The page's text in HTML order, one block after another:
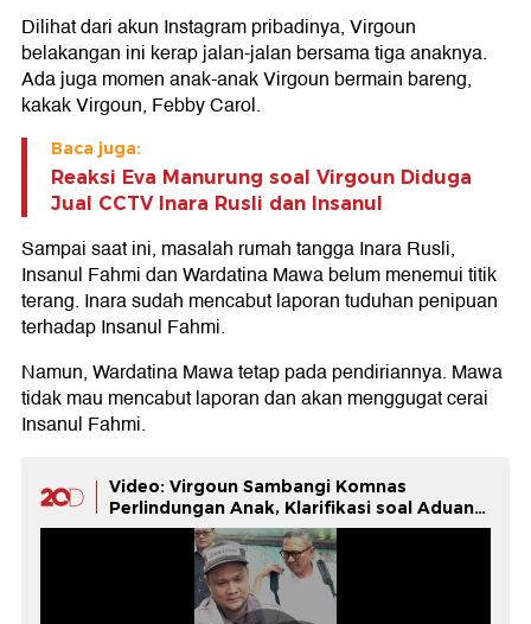
Dilihat dari akun Instagram pribadinya, Virgoun
belakangan ini kerap jalan-jalan bersama tiga anaknya.
Ada juga momen anak-anak Virgoun bermain bareng,
kakak Virgoun, Febby Carol.
Baca juga:
Reaksi Eva Manurung soal Virgoun Diduga
Jual CCTV Inara Rusli dan Insanul
Sampai saat ini, masalah rumah tangga Inara Rusli,
Insanul Fahmi dan Wardatina Mawa belum menemui titik
terang. Inara sudah mencabut laporan tuduhan penipuan
terhadap Insanul Fahmi.
Namun, Wardatina Mawa tetap pada pendiriannya. Mawa
tidak mau mencabut laporan dan akan menggugat cerai
Insanul Fahmi.
Video: Virgoun Sambangi Komnas
Perlindungan Anak, Klarifikasi soal Aduan
Inara